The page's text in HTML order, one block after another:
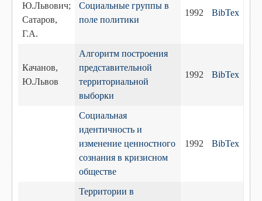
Ю.Львович;
Сатаров,
Г.А.
Социальные группы в
поле политики
1992 BibTex
Качанов,
Ю.Львов
Алгоритм построения
представительной
территориальной
выборки
1992 BibTex
Социальная
идентичность и
изменение ценностного
сознания в кризисном
обществе
1992 BibTex
Территории в